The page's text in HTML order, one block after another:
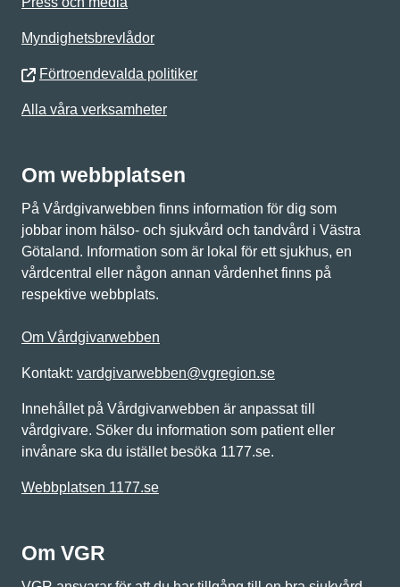
Myndighetsbrevlådor
Förtroendevalda politiker
Alla våra verksamheter
Om webbplatsen
På Vårdgivarwebben finns information för dig som
jobbar inom hälso- och sjukvård och tandvård i Västra
Götaland. Information som är lokal för ett sjukhus, en
vårdcentral eller någon annan vårdenhet finns på
respektive webbplats.
Om Vårdgivarwebben
Kontakt: vardgivarwebben@vgregion.se
Innehållet på Vårdgivarwebben är anpassat till
vårdgivare. Söker du information som patient eller
invånare ska du istället besöka 1177.se.
Webbplatsen 1177.se
Om VGR